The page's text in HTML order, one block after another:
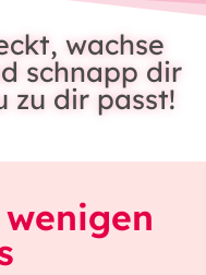
wachse
schnapp dir
zu dir passt!